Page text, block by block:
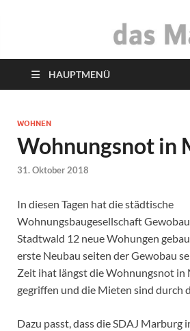
das
HAUPTMENÜ
WOHNEN
Wohnungsnot in
31. Oktober 2018
In diesen Tagen hat die städtische
Wohnungsbaugesellschaft
Stadtwald 12 neue Wohungen
erste Neubau seiten der Gewobau
Zeit ihat längst die Wohnungsnot in
gegriffen und die Mieten sind durch
Dazu passt, dass die SDAJ Marburg